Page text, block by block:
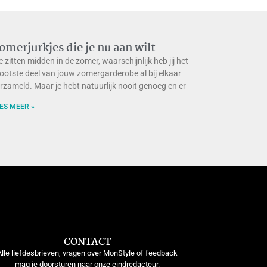
die je nu aan wilt
zitten midden in de zomer, waarschijnlijk heb jij het
deel van jouw zomergarderobe al bij elkaar
Maar je hebt natuurlijk nooit genoeg en er
MEER »
CONTACT
liefdesbrieven, vragen over MonStyle of feedback
mag je doorsturen naar onze eindredacteur.